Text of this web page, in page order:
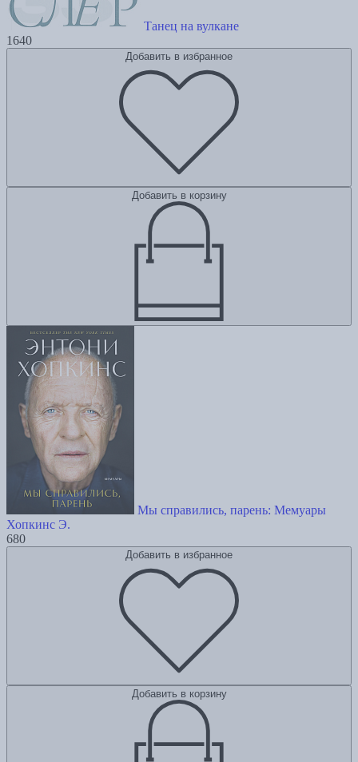
Танец на вулкане
1640
Добавить в избранное
Добавить в корзину
Мы справились, парень: Мемуары
Хопкинс Э.
680
Добавить в избранное
Добавить в корзину